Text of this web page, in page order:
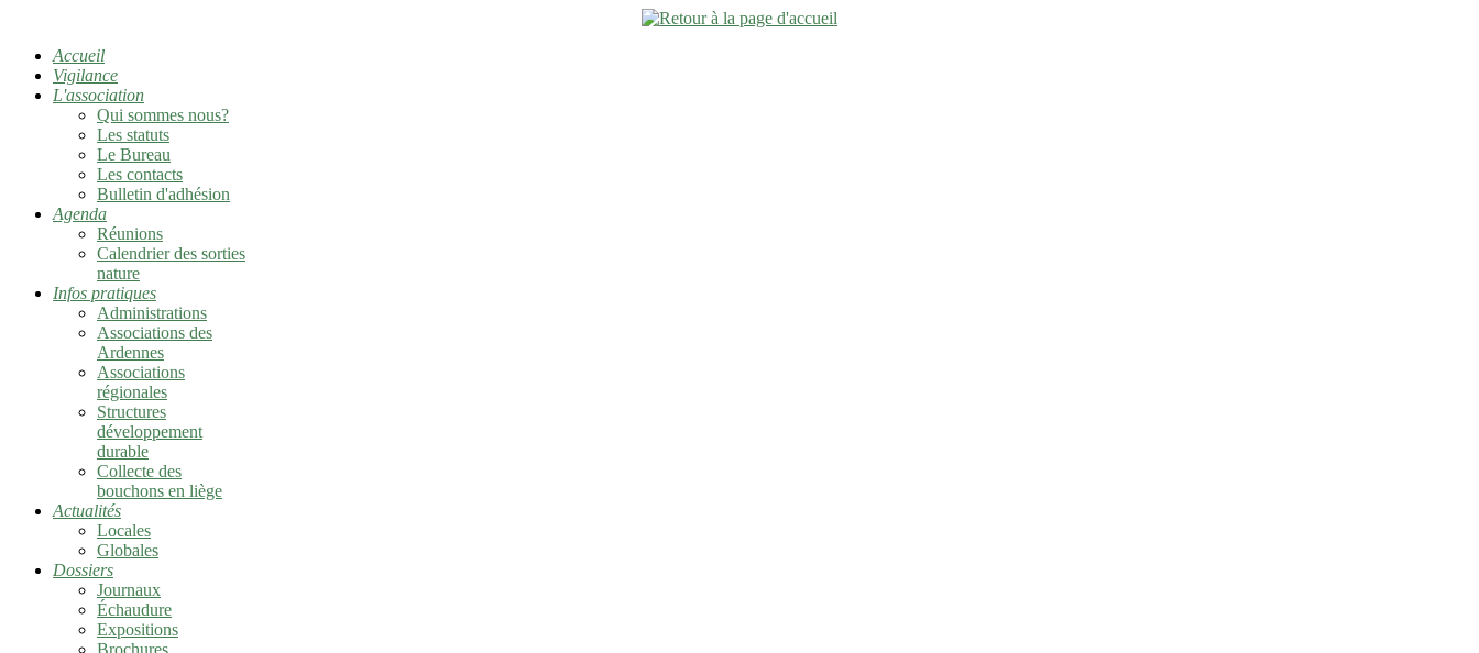
Accueil
Vigilance
L'association
Qui sommes nous?
Les statuts
Le Bureau
Les contacts
Bulletin d'adhésion
Agenda
Réunions
Calendrier des sorties
nature
Infos pratiques
Administrations
Associations des
Ardennes
Associations
régionales
Structures
développement
durable
Collecte des
bouchons en liège
Actualités
Locales
Globales
Dossiers
Journaux
Échaudure
Expositions
Brochures